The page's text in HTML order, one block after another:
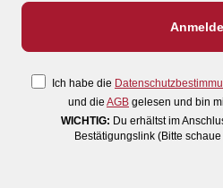
Ich habe die
und die AGB gelesen und bin
WICHTIG: Du erhältst im
Bestätigungslink (Bitte schaue